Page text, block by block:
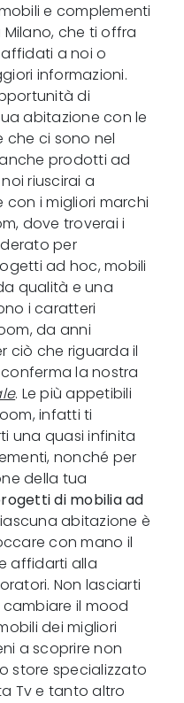
e complementi
che ti offra
affidati a noi o
informazioni.
di
abitazione con le
ci sono nel
prodotti ad
riuscirai a
i migliori marchi
dove troverai i
per
ad hoc, mobili
qualità e una
i caratteri
da anni
ciò che riguarda il
la nostra
. Le più appetibili
infatti ti
una quasi infinita
nonché per
della tua
di mobilia ad
abitazione è
con mano il
affidarti alla
Non lasciarti
il mood
dei migliori
a scoprire non
store specializzato
Tv e tanto altro